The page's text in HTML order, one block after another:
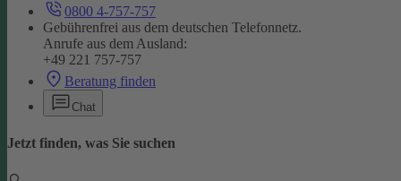
0800 4-757-757
Gebührenfrei aus dem deutschen Telefonnetz.
Anrufe aus dem Ausland:
+49 221 757-757
Beratung finden
Chat
Jetzt finden, was Sie suchen